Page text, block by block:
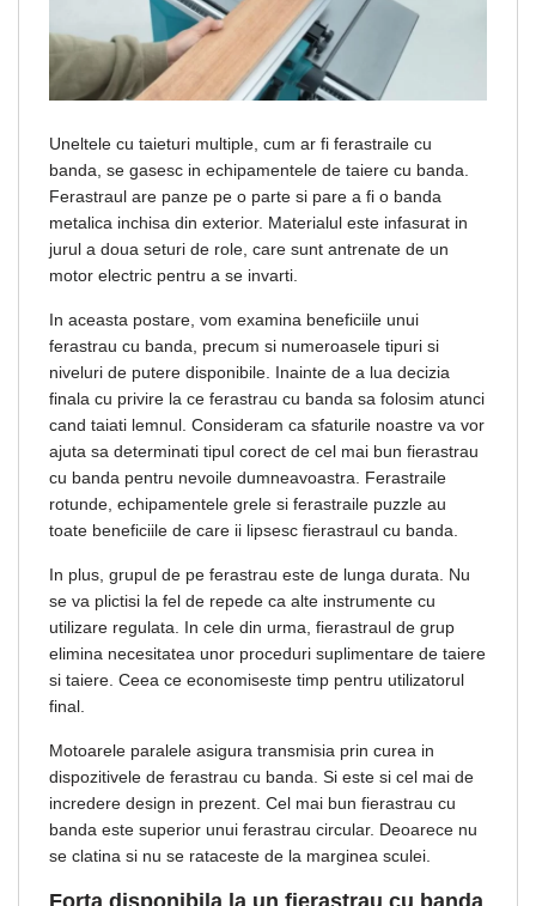
Uneltele cu taieturi multiple, cum ar fi ferastraile cu
banda, se gasesc in echipamentele de taiere cu banda.
Ferastraul are panze pe o parte si pare a fi o banda
metalica inchisa din exterior. Materialul este infasurat in
jurul a doua seturi de role, care sunt antrenate de un
motor electric pentru a se invarti.
In aceasta postare, vom examina beneficiile unui
ferastrau cu banda, precum si numeroasele tipuri si
niveluri de putere disponibile. Inainte de a lua decizia
finala cu privire la ce ferastrau cu banda sa folosim atunci
cand taiati lemnul. Consideram ca sfaturile noastre va vor
ajuta sa determinati tipul corect de cel mai bun fierastrau
cu banda pentru nevoile dumneavoastra. Ferastraile
rotunde, echipamentele grele si ferastraile puzzle au
toate beneficiile de care ii lipsesc fierastraul cu banda.
In plus, grupul de pe ferastrau este de lunga durata. Nu
se va plictisi la fel de repede ca alte instrumente cu
utilizare regulata. In cele din urma, fierastraul de grup
elimina necesitatea unor proceduri suplimentare de taiere
si taiere. Ceea ce economiseste timp pentru utilizatorul
final.
Motoarele paralele asigura transmisia prin curea in
dispozitivele de ferastrau cu banda. Si este si cel mai de
incredere design in prezent. Cel mai bun fierastrau cu
banda este superior unui ferastrau circular. Deoarece nu
se clatina si nu se rataceste de la marginea sculei.
Forta disponibila la un fierastrau cu banda